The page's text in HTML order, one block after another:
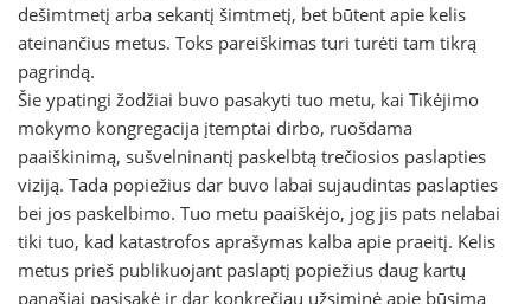
dešimtmetį arba sekantį šimtmetį, bet būtent apie kelis
ateinančius metus. Toks pareiškimas turi turėti tam tikrą
pagrindą.
Šie ypatingi žodžiai buvo pasakyti tuo metu, kai Tikėjimo
mokymo kongregacija įtemptai dirbo, ruošdama
paaiškinimą, sušvelninantį paskelbtą trečiosios paslapties
viziją. Tada popiežius dar buvo labai sujaudintas paslapties
bei jos paskelbimo. Tuo metu paaiškėjo, jog jis pats nelabai
tiki tuo, kad katastrofos aprašymas kalba apie praeitį. Kelis
metus prieš publikuojant paslaptį popiežius daug kartų
panašiai pasisakė ir dar konkrečiau užsiminė apie būsimą